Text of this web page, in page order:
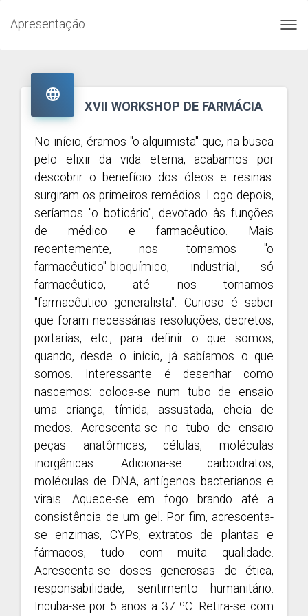
Apresentação

XVII WORKSHOP DE FARMÁCIA
No início, éramos "o alquimista" que, na busca
pelo elixir da vida eterna, acabamos por
descobrir o benefício dos óleos e resinas:
surgiram os primeiros remédios. Logo depois,
seríamos "o boticário", devotado às funções
de médico e farmacêutico. Mais
recentemente, nos tornamos "o
farmacêutico"-bioquímico, industrial, só
farmacêutico, até nos tornamos
"farmacêutico generalista". Curioso é saber
que foram necessárias resoluções, decretos,
portarias, etc., para definir o que somos,
quando, desde o início, já sabíamos o que
somos. Interessante é desenhar como
nascemos: coloca-se num tubo de ensaio
uma criança, tímida, assustada, cheia de
medos. Acrescenta-se no tubo de ensaio
peças anatômicas, células, moléculas
inorgânicas. Adiciona-se carboidratos,
moléculas de DNA, antígenos bacterianos e
virais. Aquece-se em fogo brando até a
consistência de um gel. Por fim, acrescenta-
se enzimas, CYPs, extratos de plantas e
fármacos; tudo com muita qualidade.
Acrescenta-se doses generosas de ética,
responsabilidade, sentimento humanitário.
Incuba-se por 5 anos a 37 ºC. Retira-se com